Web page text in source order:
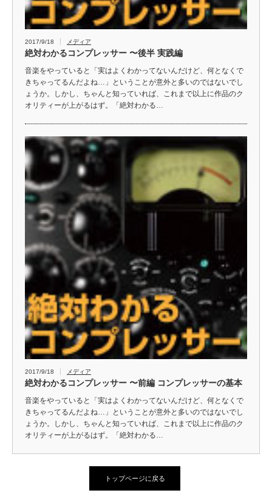
2017/9/18 メディア
絶対わかるコンプレッサー 〜後半 実践編
音楽をやっていると「実はよくわかってないんだけど、何となくで
きちゃってるんだよね…」ということが意外と多いのではないでし
ょうか。しかし、ちゃんと知っていれば、これまで以上に作品のク
オリティーが上がるはず。「絶対わかる…
2017/9/18 メディア
絶対わかるコンプレッサー 〜前編 コンプレッサーの基本
音楽をやっていると「実はよくわかってないんだけど、何となくで
きちゃってるんだよね…」ということが意外と多いのではないでし
ょうか。しかし、ちゃんと知っていれば、これまで以上に作品のク
オリティーが上がるはず。「絶対わかる…
トップページに戻る